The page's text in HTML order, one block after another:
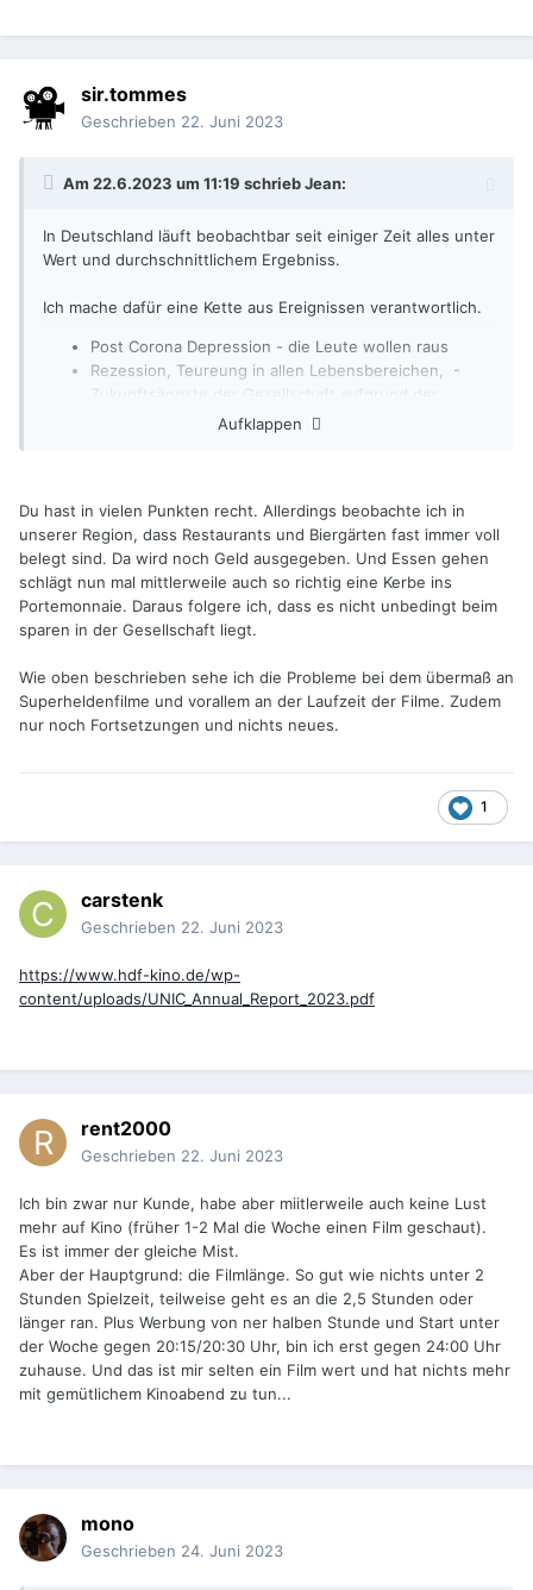
sir.tommes
Geschrieben 22. Juni 2023
Am 22.6.2023 um 11:19 schriebJean:
In Deutschland läuft beobachtbar seit einiger Zeit alles unter
Wert und durchschnittlichem Ergebniss.
Ich mache dafür eine Kette aus Ereignissen verantwortlich.
Post Corona Depression - die Leute wollen raus
Rezession, Teureung in allen Lebensbereichen, -
Zukunftsängste der Gesellschaft aufgrund der
globalen Probleme und der immanet negativen
Aufklappen
Du hast in vielen Punkten recht. Allerdings beobachte ich in
unserer Region, dass Restaurants und Biergärten fast immer voll
belegt sind. Da wird noch Geld ausgegeben. Und Essen gehen
schlägt nun mal mittlerweile auch so richtig eine Kerbe ins
Portemonnaie. Daraus folgere ich, dass es nicht unbedingt beim
sparen in der Gesellschaft liegt.
Wie oben beschrieben sehe ich die Probleme bei dem übermaß an
Superheldenfilme und vorallem an der Laufzeit der Filme. Zudem
nur noch Fortsetzungen und nichts neues.
1
carstenk
Geschrieben 22. Juni 2023
https://www.hdf-kino.de/wp-
content/uploads/UNIC_Annual_Report_2023.pdf
rent2000
Geschrieben 22. Juni 2023
Ich bin zwar nur Kunde, habe aber miitlerweile auch keine Lust
mehr auf Kino (früher 1-2 Mal die Woche einen Film geschaut).
Es ist immer der gleiche Mist.
Aber der Hauptgrund: die Filmlänge. So gut wie nichts unter 2
Stunden Spielzeit, teilweise geht es an die 2,5 Stunden oder
länger ran. Plus Werbung von ner halben Stunde und Start unter
der Woche gegen 20:15/20:30 Uhr, bin ich erst gegen 24:00 Uhr
zuhause. Und das ist mir selten ein Film wert und hat nichts mehr
mit gemütlichem Kinoabend zu tun...
mono
Geschrieben 24. Juni 2023